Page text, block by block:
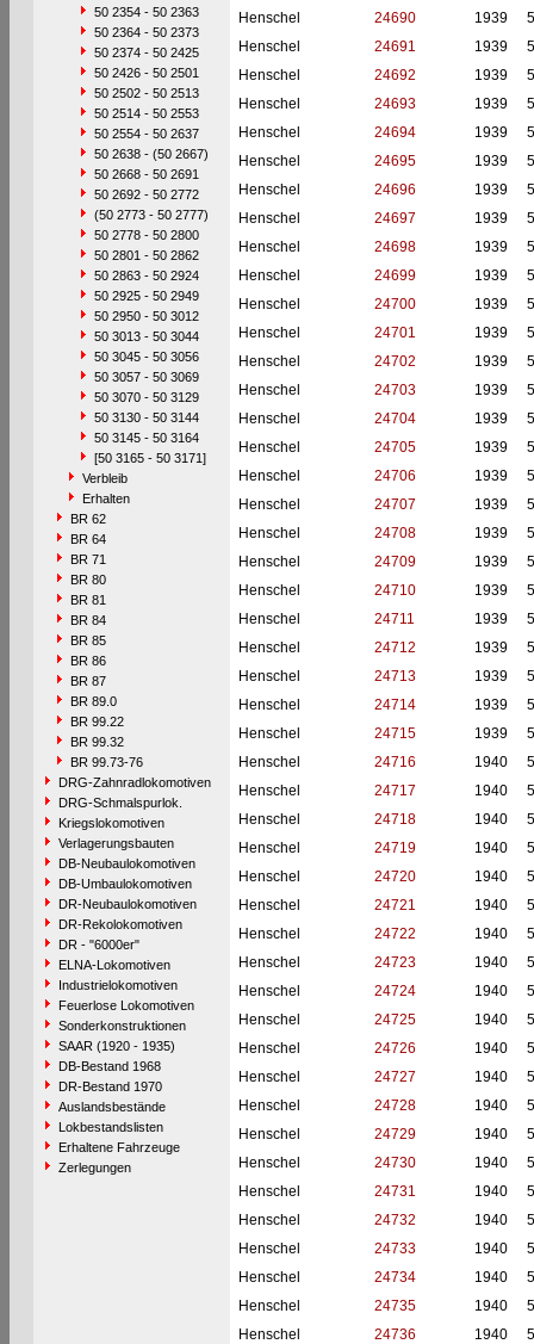
50 2354 - 50 2363
50 2364 - 50 2373
50 2374 - 50 2425
50 2426 - 50 2501
50 2502 - 50 2513
50 2514 - 50 2553
50 2554 - 50 2637
50 2638 - (50 2667)
50 2668 - 50 2691
50 2692 - 50 2772
(50 2773 - 50 2777)
50 2778 - 50 2800
50 2801 - 50 2862
50 2863 - 50 2924
50 2925 - 50 2949
50 2950 - 50 3012
50 3013 - 50 3044
50 3045 - 50 3056
50 3057 - 50 3069
50 3070 - 50 3129
50 3130 - 50 3144
50 3145 - 50 3164
[50 3165 - 50 3171]
Verbleib
Erhalten
BR 62
BR 64
BR 71
BR 80
BR 81
BR 84
BR 85
BR 86
BR 87
BR 89.0
BR 99.22
BR 99.32
BR 99.73-76
DRG-Zahnradlokomotiven
DRG-Schmalspurlok.
Kriegslokomotiven
Verlagerungsbauten
DB-Neubaulokomotiven
DB-Umbaulokomotiven
DR-Neubaulokomotiven
DR-Rekolokomotiven
DR - "6000er"
ELNA-Lokomotiven
Industrielokomotiven
Feuerlose Lokomotiven
Sonderkonstruktionen
SAAR (1920 - 1935)
DB-Bestand 1968
DR-Bestand 1970
Auslandsbestände
Lokbestandslisten
Erhaltene Fahrzeuge
Zerlegungen
Henschel
24690 1939
Henschel
24691 1939
Henschel
24692 1939
Henschel
24693 1939
Henschel
24694 1939
Henschel
24695 1939
Henschel
24696 1939
Henschel
24697 1939
Henschel
24698 1939
Henschel
24699 1939
Henschel
24700 1939
Henschel
24701 1939
Henschel
24702 1939
Henschel
24703 1939
Henschel
24704 1939
Henschel
24705 1939
Henschel
24706 1939
Henschel
24707 1939
Henschel
24708 1939
Henschel
24709 1939
Henschel
24710 1939
Henschel
24711 1939
Henschel
24712 1939
Henschel
24713 1939
Henschel
24714 1939
Henschel
24715 1939
Henschel
24716 1940
Henschel
24717 1940
Henschel
24718 1940
Henschel
24719 1940
Henschel
24720 1940
Henschel
24721 1940
Henschel
24722 1940
Henschel
24723 1940
Henschel
24724 1940
Henschel
24725 1940
Henschel
24726 1940
Henschel
24727 1940
Henschel
24728 1940
Henschel
24729 1940
Henschel
24730 1940
Henschel
24731 1940
Henschel
24732 1940
Henschel
24733 1940
Henschel
24734 1940
Henschel
24735 1940
Henschel
24736 1940